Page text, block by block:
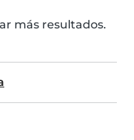
más resultados.